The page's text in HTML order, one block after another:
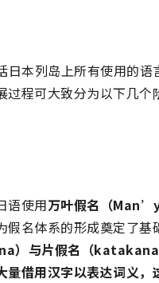
本列岛上所有使用的
程可大致分为以下几个
语使用万叶假名（
名体系的形成奠定了基
）与片假名（katakana
借用汉字以表达词义，